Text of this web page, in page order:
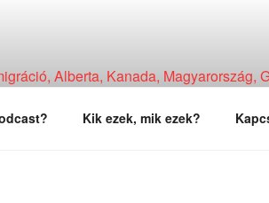
Alberta, Kanada, Magyarország,
Kik ezek, mik ezek?